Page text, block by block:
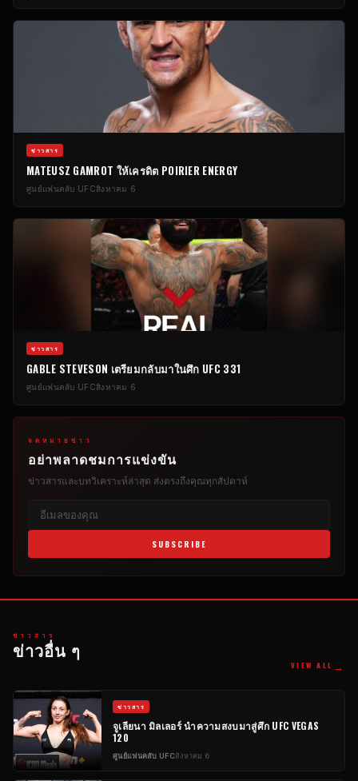
ข่าวสาร
MATEUSZ GAMROT ให้เครดิต POIRIER ENERGY
ศูนย์แฟนคลับ UFCสิงหาคม 6
ข่าวสาร
GABLE STEVESON เตรียมกลับมาในศึก UFC 331
ศูนย์แฟนคลับ UFCสิงหาคม 6
จดหมายข่าว
อย่าพลาดชมการแข่งขัน
ข่าวสารและบทวิเคราะห์ล่าสุด ส่งตรงถึงคุณทุกสัปดาห์
SUBSCRIBE
ข่าวสาร
ข่าวอื่น ๆ
VIEW ALL →
ข่าวสาร
จูเลียนา มิลเลอร์ นำความสงบมาสู่ศึก UFC VEGAS
120
ศูนย์แฟนคลับ UFCสิงหาคม 6